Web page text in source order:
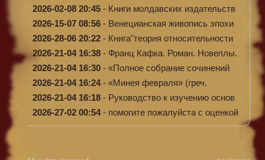
доро...
2026-02-08 20:45 - Книги молдавских издательств
2026-15-07 08:56 - Венецианская живопись эпохи
Во...
2026-28-06 20:22 - Книга"теория относительности
и...
2026-21-04 16:38 - Франц Кафка. Роман. Новеллы.
П...
2026-21-04 16:30 - «Полное собрание сочинений
А.Н...
2026-21-04 16:24- «Минея февраля» (греч.
Μηναίον...
2026-21-04 16:18 - Руководство к изучению основ
к...
2026-27-02 00:54- помогите пожалуйста с оценкой
...